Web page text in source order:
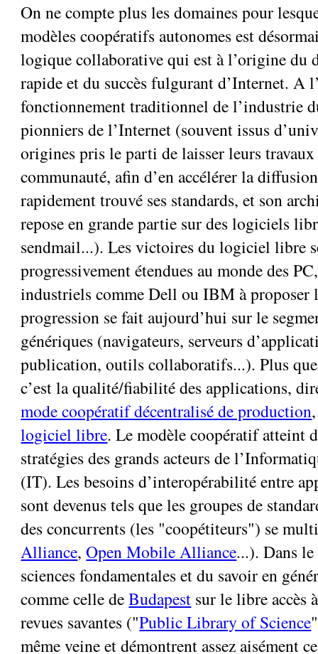
On ne compte plus les domaines pour
modèles coopératifs autonomes est
logique collaborative qui est à l’origine du
rapide et du succès fulgurant d’Internet. A
fonctionnement traditionnel de l’industrie
pionniers de l’Internet (souvent issus
origines pris le parti de laisser leurs
communauté, afin d’en accélérer la
rapidement trouvé ses standards, et son
repose en grande partie sur des logiciels
sendmail...). Les victoires du logiciel libre
progressivement étendues au monde des
industriels comme Dell ou IBM à proposer
progression se fait aujourd’hui sur le
génériques (navigateurs, serveurs
publication, outils collaboratifs...). Plus que
c’est la qualité/fiabilité des applications,
mode coopératif décentralisé de production
logiciel libre. Le modèle coopératif atteint
stratégies des grands acteurs de
(IT). Les besoins d’interopérabilité entre
sont devenus tels que les groupes de
des concurrents (les "coopétiteurs") se
Alliance,Open Mobile Alliance...). Dans
sciences fondamentales et du savoir en
comme celle deBudapest sur le libre accès
revues savantes ("Public Library of Science
même veine et démontrent assez aisément